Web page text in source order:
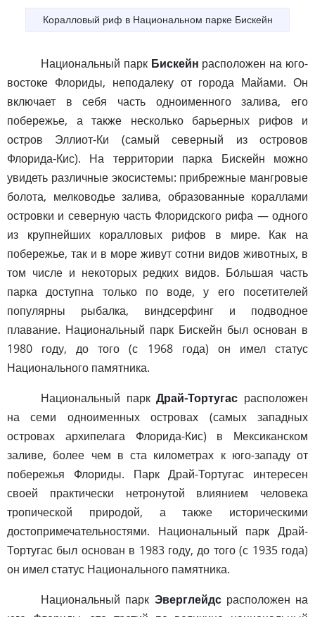
Коралловый риф в Национальном парке Бискейн
Национальный парк Бискейн расположен на юго-
востоке Флориды, неподалеку от города Майами. Он
включает в себя часть одноименного залива, его
побережье, а также несколько барьерных рифов и
остров Эллиот-Ки (самый северный из островов
Флорида-Кис). На территории парка Бискейн можно
увидеть различные экосистемы: прибрежные мангровые
болота, мелководье залива, образованные кораллами
островки и северную часть Флоридского рифа — одного
из крупнейших коралловых рифов в мире. Как на
побережье, так и в море живут сотни видов животных, в
том числе и некоторых редких видов. Бо́льшая часть
парка доступна только по воде, у его посетителей
популярны рыбалка, виндсерфинг и подводное
плавание. Национальный парк Бискейн был основан в
1980 году, до того (с 1968 года) он имел статус
Национального памятника.
Национальный паркДрай-Тортугас расположен
на семи одноименных островах (самых западных
островах архипелага Флорида-Кис) в Мексиканском
заливе, более чем в ста километрах к юго-западу от
побережья Флориды. Парк Драй-Тортугас интересен
своей практически нетронутой влиянием человека
тропической природой, а также историческими
достопримечательностями. Национальный парк Драй-
Тортугас был основан в 1983 году, до того (с 1935 года)
он имел статус Национального памятника.
Национальный парк Эверглейдсрасположен на